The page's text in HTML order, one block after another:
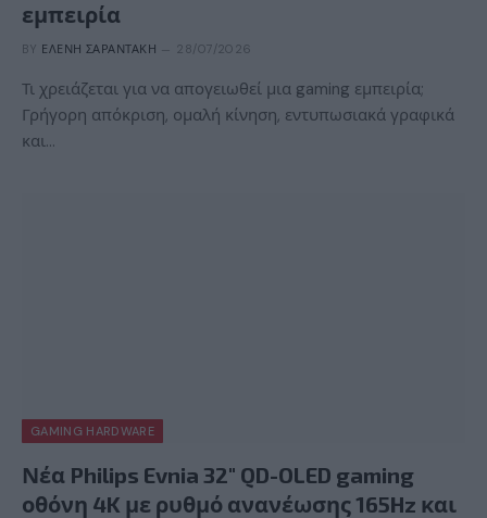
εμπειρία
BY ΕΛΈΝΗ ΣΑΡΑΝΤΆΚΗ 28/07/2026
Τι χρειάζεται για να απογειωθεί μια gaming εμπειρία;
Γρήγορη απόκριση, ομαλή κίνηση, εντυπωσιακά γραφικά
και…
GAMING HARDWARE
Νέα Philips Evnia 32″ QD-OLED gaming
οθόνη 4K με ρυθμό ανανέωσης 165Hz και